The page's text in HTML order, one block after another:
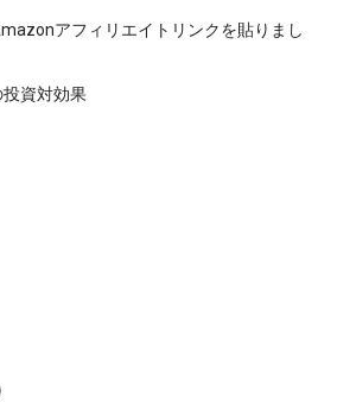
アフィリエイトリンクを貼りまし
投資対効果